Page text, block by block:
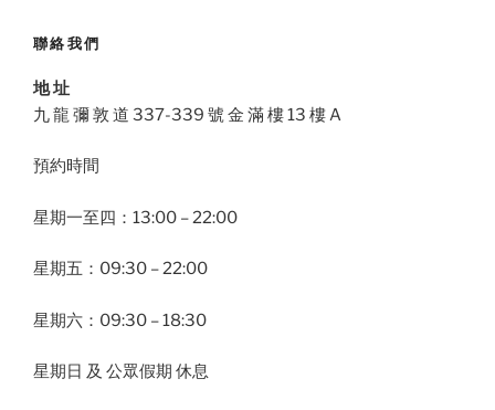
聯絡我們
地 址
九 龍 彌 敦 道 337-339 號 金 滿 樓 13 樓 A
預約時間
星期一至四：13:00 – 22:00
星期五：09:30 – 22:00
星期六：09:30 – 18:30
星期日 及 公眾假期 休息